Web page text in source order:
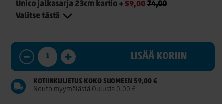
Unico jalkasarja 23cm kartio + 59,00 74,00
Valitse tästä
LISÄÄ KORIIN
KOTIINKULJETUS KOKO SUOMEEN 59,00 €
Nouto myymälästä Oulusta 0,00 €